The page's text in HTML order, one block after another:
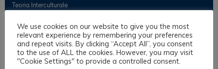
Teoria Interculturale
Osservatorio
Notizie
We use cookies on our website to give you the most
relevant experience by remembering your preferences
and repeat visits. By clicking “Accept All”, you consent
to the use of ALL the cookies. However, you may visit
"Cookie Settings" to provide a controlled consent.